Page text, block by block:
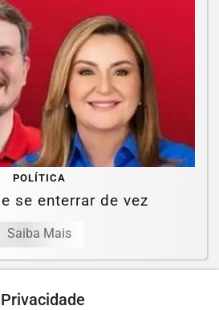
POLÍTICA
se enterrar de vez
Saiba Mais